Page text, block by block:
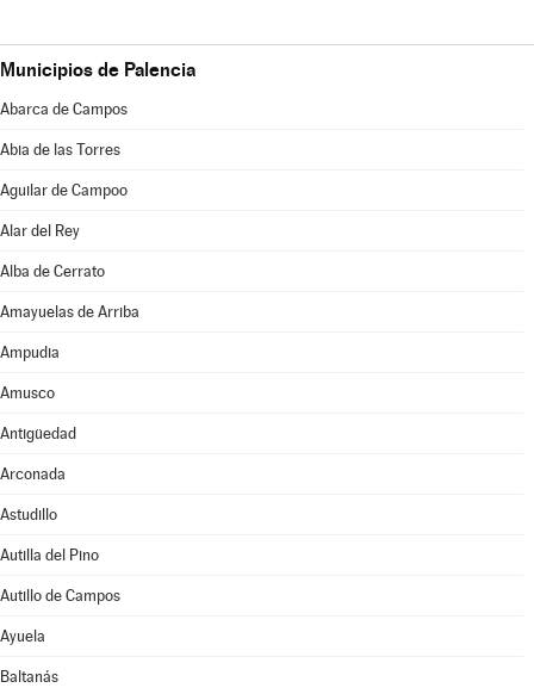
Municipios de Palencia
Abarca de Campos
Abia de las Torres
Aguilar de Campoo
Alar del Rey
Alba de Cerrato
Amayuelas de Arriba
Ampudia
Amusco
Antigüedad
Arconada
Astudillo
Autilla del Pino
Autillo de Campos
Ayuela
Baltanás